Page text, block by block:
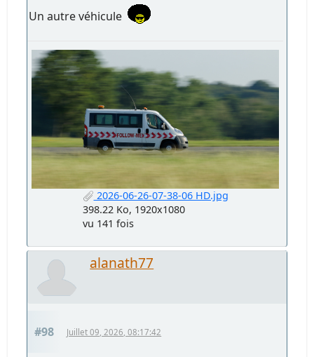
Un autre véhicule
2026-06-26-07-38-06 HD.jpg
398.22 Ko, 1920x1080
vu 141 fois
alanath77
#98 Juillet 09, 2026, 08:17:42